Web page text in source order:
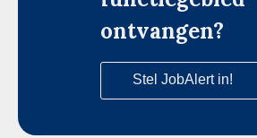
ontvangen?
Stel JobAlert in!